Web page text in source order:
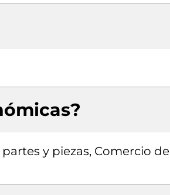
y piezas, Comercio de